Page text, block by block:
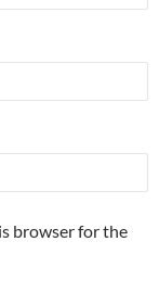
browser for the